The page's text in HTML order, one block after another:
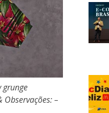
grunge
Observações: –